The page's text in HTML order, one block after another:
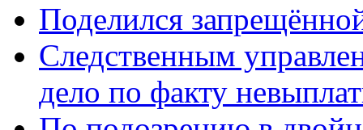
Поделился
Следственным
дело по факту